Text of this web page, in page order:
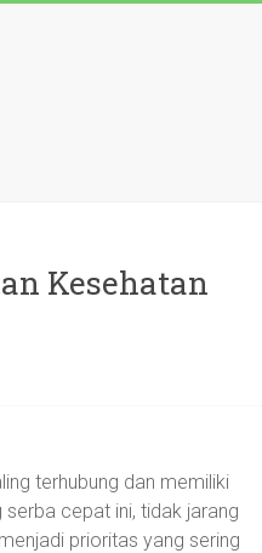
Kesehatan
terhubung dan memiliki
cepat ini, tidak jarang
prioritas yang sering